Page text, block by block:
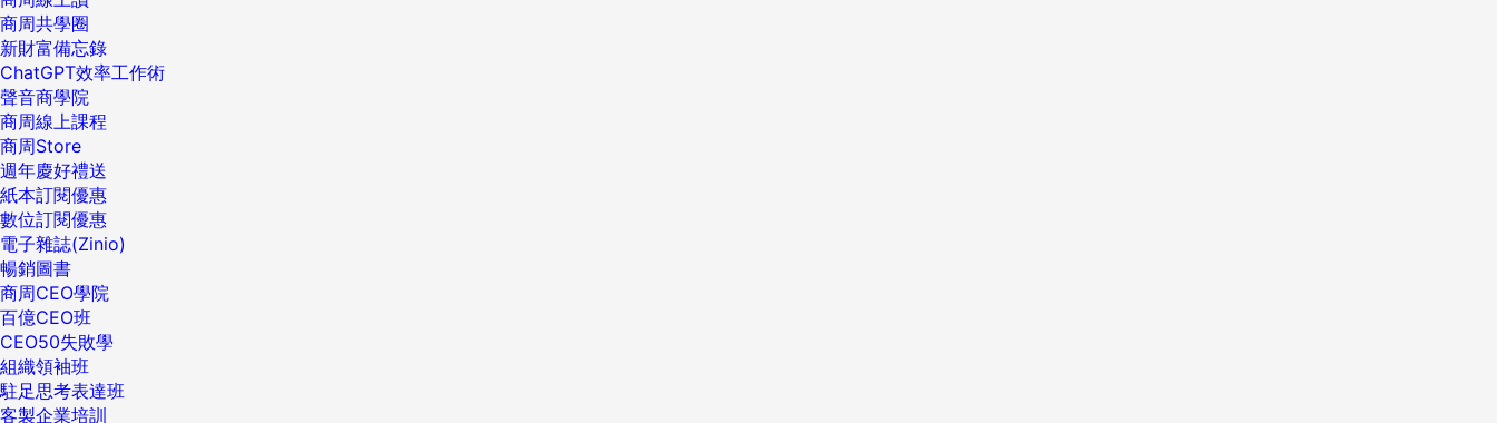
商周共學圈
新財富備忘錄
ChatGPT效率工作術
聲音商學院
商周線上課程
商周Store
週年慶好禮送
紙本訂閱優惠
數位訂閱優惠
電子雜誌(Zinio)
暢銷圖書
商周CEO學院
百億CEO班
CEO50失敗學
組織領袖班
駐足思考表達班
客製企業培訓